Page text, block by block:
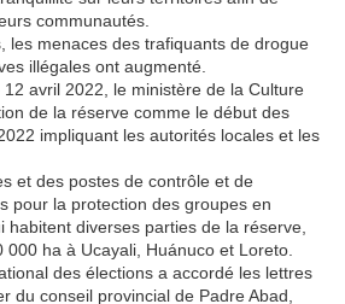
communautés.
les menaces des trafiquants de drogue
illégales ont augmenté.
avril 2022, le ministère de la Culture
de la réserve comme le début des
impliquant les autorités locales et les
et des postes de contrôle et de
pour la protection des groupes en
habitent diverses parties de la réserve,
ha à Ucayali, Huánuco et Loreto.
des élections a accordé les lettres
du conseil provincial de Padre Abad,